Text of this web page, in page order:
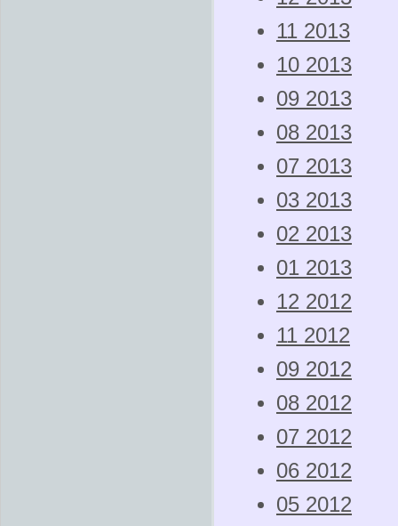
11 2013
10 2013
09 2013
08 2013
07 2013
03 2013
02 2013
01 2013
12 2012
11 2012
09 2012
08 2012
07 2012
06 2012
05 2012